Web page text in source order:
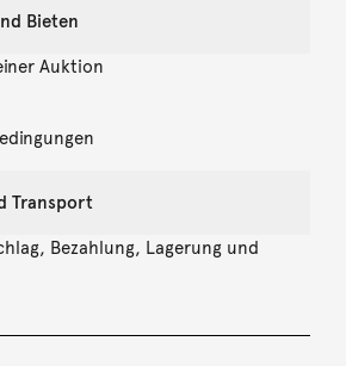
Bieten
Auktion
Transport
Bezahlung, Lagerung und